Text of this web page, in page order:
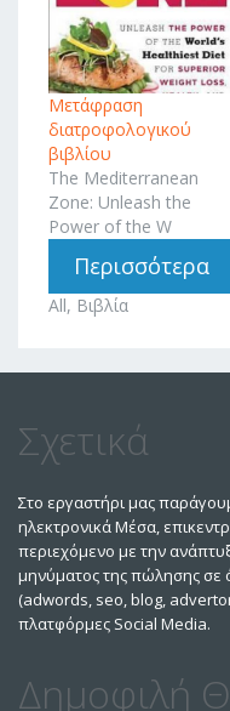
Μετάφραση
διατροφολογικού
βιβλίου
The Mediterranean
Zone: Unleash the
Power of the W
Περισσότερα
All, Βιβλία
Σχετικά
Στο εργαστήρι μας
ηλεκτρονικά Μέσα,
περιεχόμενο με την
μηνύματος της πώλησης σε
(adwords, seo, blog,
πλατφόρμες Social Media.
Δημοφιλή